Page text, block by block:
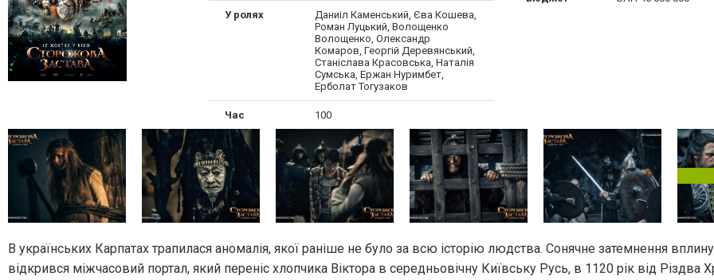
У ролях
Даниіл Каменський, Єва Кошева,
Роман Луцький, Волощенко
Волощенко, Олександр
Комаров, Георгій Деревянський,
Станіслава Красовська, Наталія
Сумська, Ержан Нуримбет,
Ерболат Тогузаков
Час 100
В українських Карпатах трапилася аномалія, якої раніше не було за всю історію людства. Сонячне затемнення
відкрився міжчасовий портал, який переніс хлопчика Віктора в середньовічну Київську Русь, в 1120 рік від Різдва